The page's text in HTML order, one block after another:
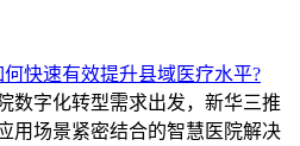
何快速有效提升县域医疗水平?
数字化转型需求出发，新华三推
用场景紧密结合的智慧医院解决